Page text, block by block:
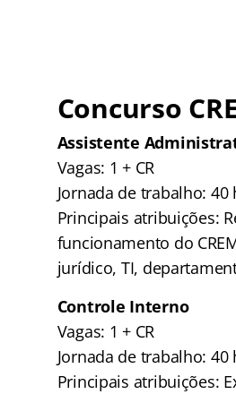
Concurso
Assistente
Vagas: 1 + CR
Jornada de trabalho:
Principais atribuições:
funcionamento do
jurídico, TI,
Controle Interno
Vagas: 1 + CR
Jornada de trabalho:
Principais atribuições: